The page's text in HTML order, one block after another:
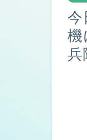
今
機
兵